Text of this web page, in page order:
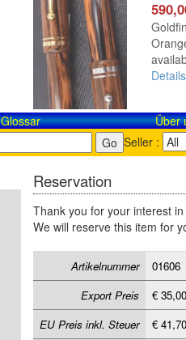
Details
Glossar Über
Seller :
Reservation
Thank you for your interest
We will reserve this item for
Artikelnummer
01606
Export Preis
€
EU Preis inkl. Steuer
€ 41,70